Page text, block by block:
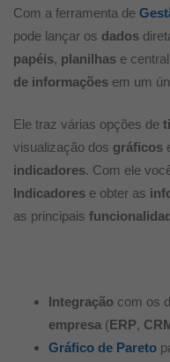
Com a ferramenta de
pode lançar os dados
papéis, planilhas e
de informações em um
Ele traz várias opções de
visualização dos gráficos
indicadores. Com ele
Indicadores e obter as
as principais
Integração com os
empresa (ERP,
Gráfico de Pareto